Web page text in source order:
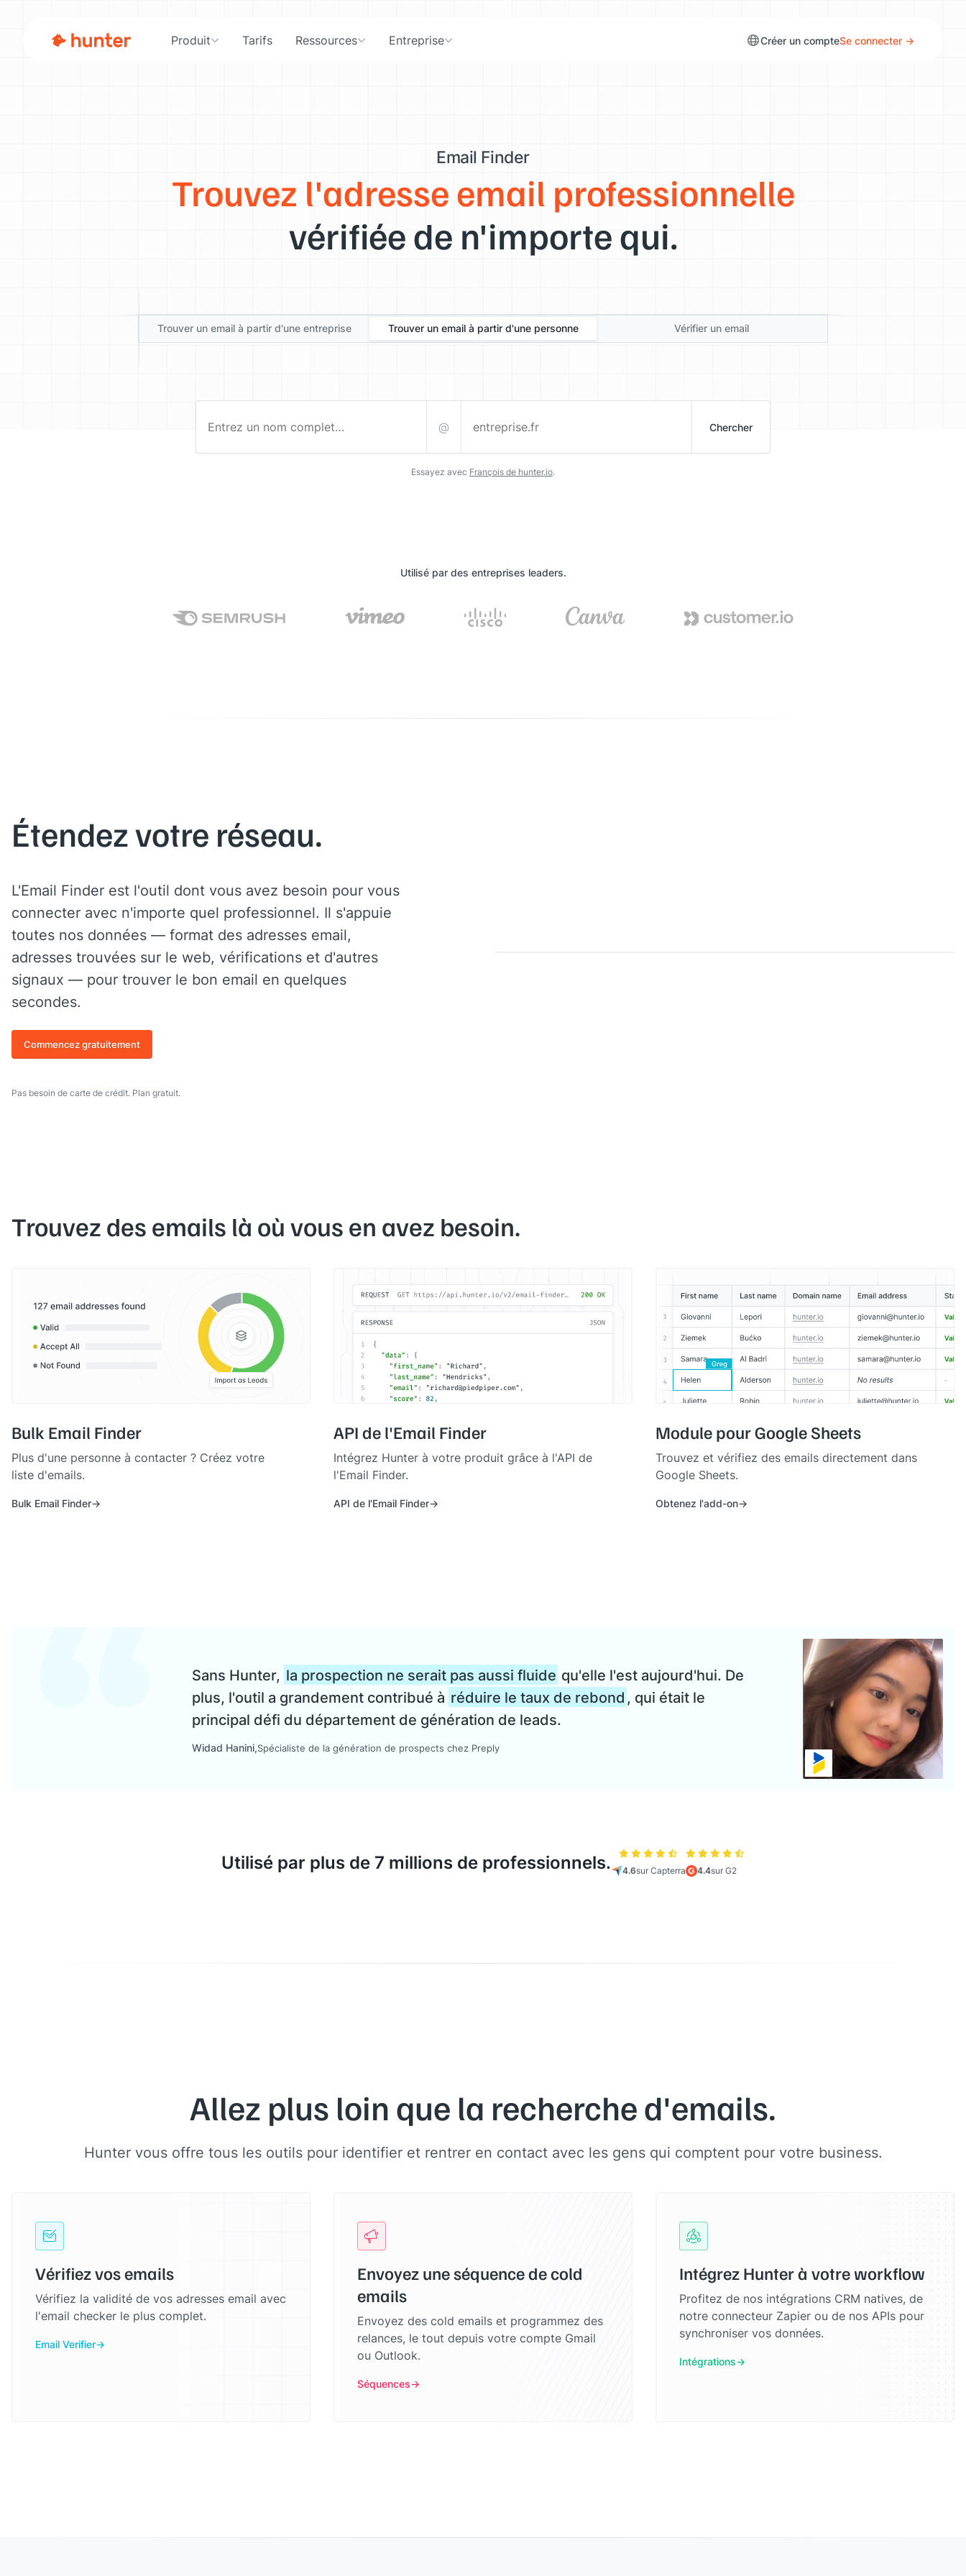
Produit Tarifs Ressources Entreprise Créer un compteSe connecter →
Email Finder
Trouvez l'adresse email professionnelle
vérifiée de n'importe qui.
Trouver un email à partir d'une entreprise Trouver un email à partir d'une personne Vérifier un email
Entrez un nom complet… @ entreprise.fr Chercher
Essayez avec François de hunter.io.
Utilisé par des entreprises leaders.
Étendez votre réseau.
L'Email Finder est l'outil dont vous avez besoin pour vous
connecter avec n'importe quel professionnel. Il s'appuie
toutes nos données — format des adresses email,
adresses trouvées sur le web, vérifications et d'autres
signaux — pour trouver le bon email en quelques
secondes.
Commencez gratuitement
Pas besoin de carte de crédit. Plan gratuit.
Trouvez des emails là où vous en avez besoin.
Bulk Email Finder
Plus d'une personne à contacter ? Créez votre
liste d'emails.
Bulk Email Finder
API de l'Email Finder
Intégrez Hunter à votre produit grâce à l'API de
l'Email Finder.
API de l'Email Finder
Module pour Google Sheets
Trouvez et vérifiez des emails directement dans
Google Sheets.
Obtenez l'add-on
Sans Hunter, la prospection ne serait pas aussi fluide qu'elle l'est aujourd'hui. De
plus, l'outil a grandement contribué à réduire le taux de rebond , qui était le
principal défi du département de génération de leads.
Widad Hanini Spécialiste de la génération de prospects chez Preply
Utilisé par plus de 7 millions de professionnels. 4.6sur Capterra 4.4sur G2
Allez plus loin que la recherche d'emails.
Hunter vous offre tous les outils pour identifier et rentrer en contact avec les gens qui comptent pour votre business.
Vérifiez vos emails
Vérifiez la validité de vos adresses email avec
l'email checker le plus complet.
Email Verifier
Envoyez une séquence de cold
emails
Envoyez des cold emails et programmez des
relances, le tout depuis votre compte Gmail
ou Outlook.
Séquences
Intégrez Hunter à votre workflow
Profitez de nos intégrations CRM natives, de
notre connecteur Zapier ou de nos APIs pour
synchroniser vos données.
Intégrations